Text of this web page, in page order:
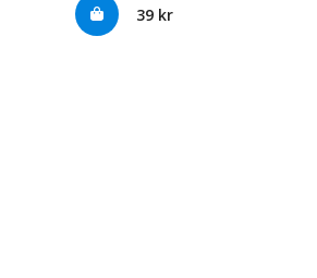
39 kr